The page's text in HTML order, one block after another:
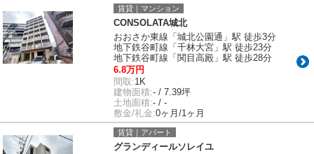
賃貸｜マンション
CONSOLATA城北
おおさか東線「城北公園通」駅 徒歩3分
地下鉄谷町線「千林大宮」駅 徒歩23分
地下鉄谷町線「関目高殿」駅 徒歩28分
6.8万円
間取:1K
建物面積:- / 7.39坪
土地面積:- / -
敷金/礼金:0ヶ月/1ヶ月
賃貸｜アパート
グランディールソレイユ